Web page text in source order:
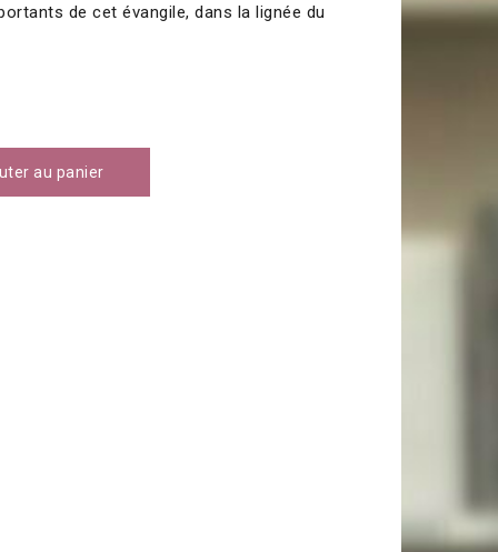
de cet évangile, dans la lignée du
au panier